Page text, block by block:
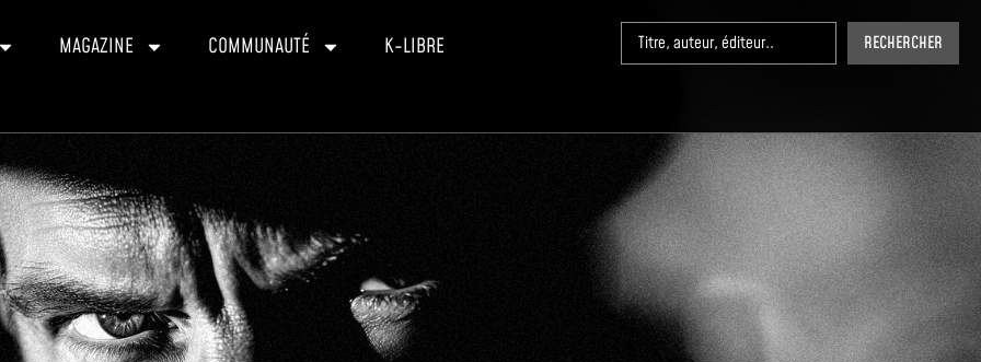
MAGAZINE COMMUNAUTÉ K-LIBRE RECHERCHER